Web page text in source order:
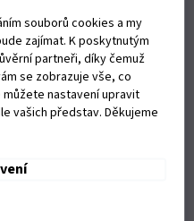
souborů cookies a my
zajímat. K poskytnutým
partneři, díky čemuž
se zobrazuje vše, co
nastavení upravit
vašich představ. Děkujeme